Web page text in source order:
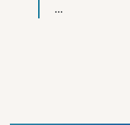
...